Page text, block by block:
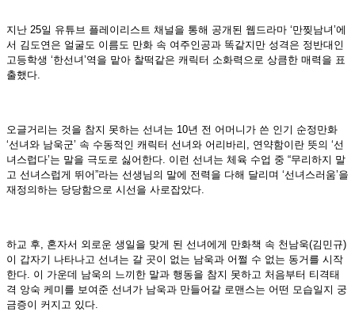
지난 25일 유튜브 플레이리스트 채널을 통해 공개된 웹드라마 ‘만찢남녀’에
서 김도연은 얼굴도 이름도 만화 속 여주인공과 똑같지만 성격은 정반대인
고등학생 ‘한선녀’역을 맡아 찰떡같은 캐릭터 소화력으로 상큼한 매력을 표
출했다.
오글거리는 것을 참지 못하는 선녀는 10년 전 어머니가 쓴 인기 순정만화
‘선녀와 남욱군’ 속 수동적인 캐릭터 선녀와 어리바리, 연약함이란 뜻의 ‘선
녀스럽다’는 말을 극도로 싫어한다. 이런 선녀는 체육 수업 중 “무리하지 말
고 선녀스럽게 뛰어”라는 선생님의 말에 전력을 다해 달리며 ‘선녀스러움’을
재정의하는 당당함으로 시선을 사로잡았다.
하교 후, 혼자서 외로운 생일을 맞게 된 선녀에게 만화책 속 천남욱(김민규)
이 갑자기 나타나고 선녀는 갈 곳이 없는 남욱과 어쩔 수 없는 동거를 시작
한다. 이 가운데 남욱의 느끼한 말과 행동을 참지 못하고 처음부터 티격태
격 앙숙 케미를 보여준 선녀가 남욱과 만들어갈 로맨스는 어떤 모습일지 궁
금증이 커지고 있다.